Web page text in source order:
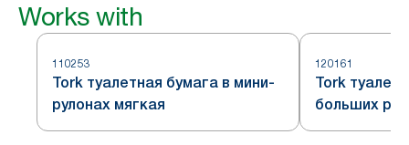
Works with
110253
Tork туалетная бумага в мини-
рулонах мягкая
120161
Tork
больших